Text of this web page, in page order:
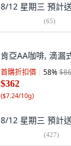
8/12 星期三 預計
(65)
肯亞AA咖啡, 滴漏
首購折扣價 58%
$362
($7.24/10g)
8/12 星期三 預計
(427)